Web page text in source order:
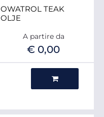
OWATROL TEAK
OLJE
A partire da
€ 0,00